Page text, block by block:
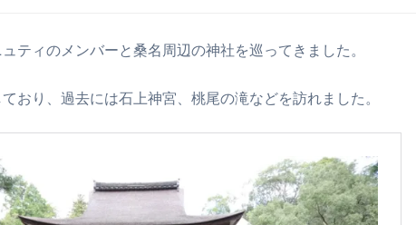
ティのメンバーと桑名周辺の神社を巡ってきました。
おり、過去には石上神宮、桃尾の滝などを訪れました。